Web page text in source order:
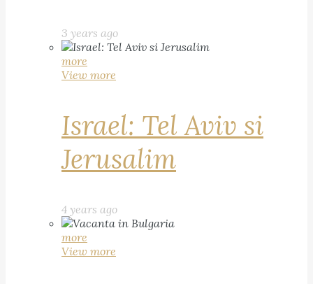
3 years ago
more
View more
Israel: Tel Aviv si
Jerusalim
4 years ago
more
View more